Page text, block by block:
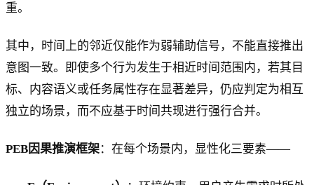
重。
其中，时间上的邻近仅能作为弱辅助信号，不能直接推出
意图一致。即使多个行为发生于相近时间范围内，若其目
标、内容语义或任务属性存在显著差异，仍应判定为相互
独立的场景，而不应基于时间共现进行强行合并。
PEB因果推演框架：在每个场景内，显性化三要素——